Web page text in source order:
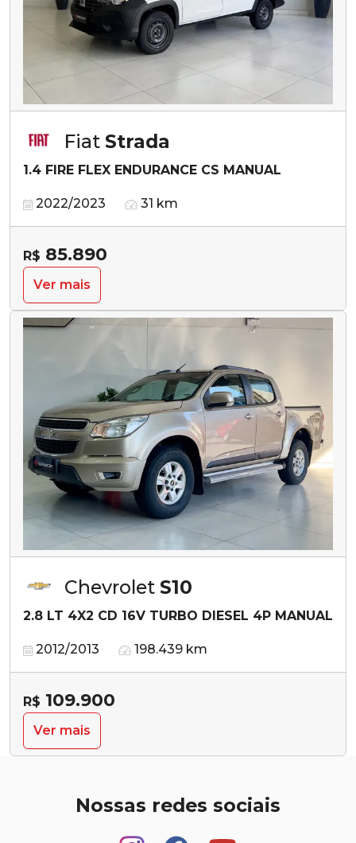
Fiat Strada
1.4 FIRE FLEX ENDURANCE CS MANUAL
2022/2023 31 km
R$ 85.890
Ver mais
Chevrolet S10
2.8 LT 4X2 CD 16V TURBO DIESEL 4P MANUAL
2012/2013 198.439 km
R$ 109.900
Ver mais
Nossas redes sociais